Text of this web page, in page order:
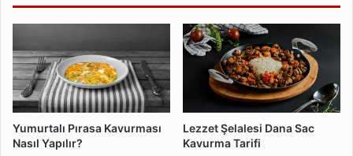
Yumurtalı Pırasa Kavurması
Nasıl Yapılır?
Lezzet Şelalesi Dana Sac
Kavurma Tarifi